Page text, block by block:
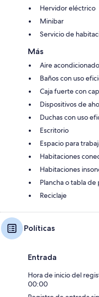
Hervidor eléctrico
Minibar
Servicio de
Más
Aire acondicionado
Baños con uso
Caja fuerte con
Dispositivos de
Duchas con uso
Escritorio
Espacio para
Habitaciones
Habitaciones
Plancha o tabla de
Reciclaje
Políticas
Entrada
Hora de inicio del
00:00